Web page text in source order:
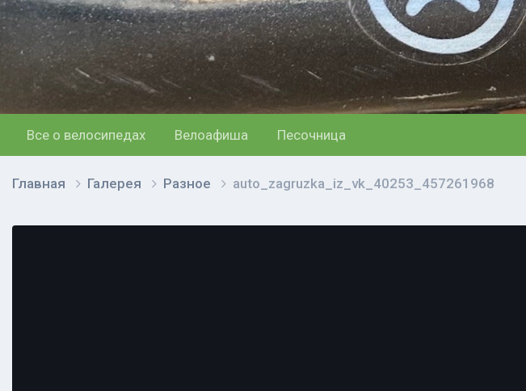
Все о велосипедах Велоафиша Песочница
Главная Галерея Разное auto_zagruzka_iz_vk_40253_457261968